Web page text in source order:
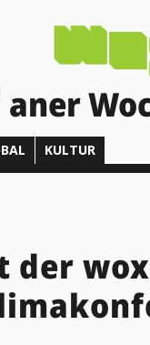
aner
KULTUR
der